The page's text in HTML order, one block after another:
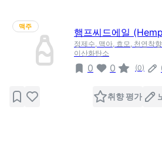
맥주
햄프씨드에일
정제수, 맥아, 효모, 천연착
이산화탄소
0 0 (0)
취향 평가